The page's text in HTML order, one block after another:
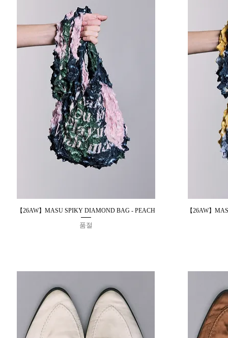
제품보기
【26AW】MASU SPIKY DIAMOND BAG - PEACH
품절
【26AW】